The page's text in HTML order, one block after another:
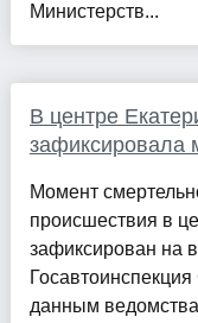
Министерств...
В центре
зафиксировала
Момент
происшествия в
зафиксирован на
данным